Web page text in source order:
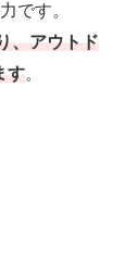
です。
、アウトド
す。